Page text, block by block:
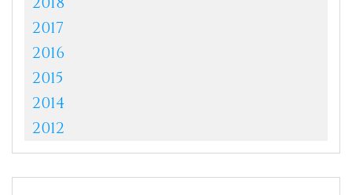
2017
2016
2015
2014
2012